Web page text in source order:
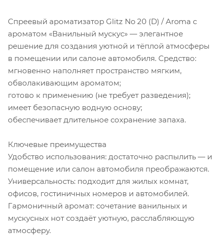
Спреевый ароматизатор Glitz No 20 (D) / Aroma с
ароматом «Ванильный мускус» — элегантное
решение для создания уютной и тёплой атмосферы
в помещении или салоне автомобиля. Средство:
мгновенно наполняет пространство мягким,
обволакивающим ароматом;
готово к применению (не требует разведения);
имеет безопасную водную основу;
обеспечивает длительное сохранение запаха.
Ключевые преимущества
Удобство использования: достаточно распылить — и
помещение или салон автомобиля преображаются.
Универсальность: подходит для жилых комнат,
офисов, гостиничных номеров и автомобилей.
Гармоничный аромат: сочетание ванильных и
мускусных нот создаёт уютную, расслабляющую
атмосферу.